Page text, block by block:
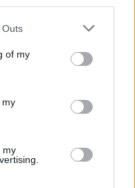
one or more Google
You may click to
its third-party tags to
in below Google
Outs
of my
my
my